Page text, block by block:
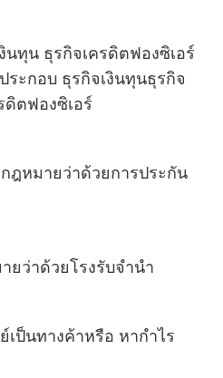
นทุน ธุรกิจเครดิตฟองซิเอร์
ะกอบ ธุรกิจเงินทุนธุรกิจ
ตฟองซิเอร์
ฎหมายว่าด้วยการประกัน
ยว่าด้วยโรงรับจำนำ
เป็นทางค้าหรือ หากำไร